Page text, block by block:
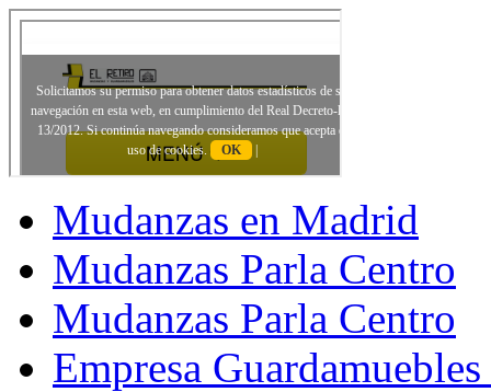
Mudanzas en Madrid
Mudanzas Parla Centro
Mudanzas Parla Centro
Empresa